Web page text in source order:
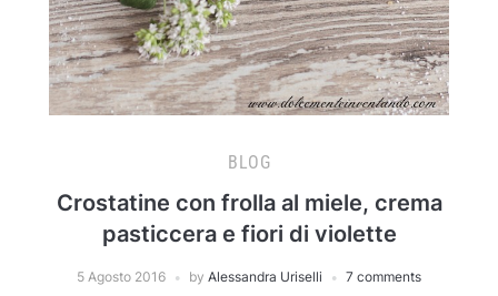
BLOG
Crostatine con frolla al miele, crema
pasticcera e fiori di violette
5 Agosto 2016 by Alessandra Uriselli 7 comments